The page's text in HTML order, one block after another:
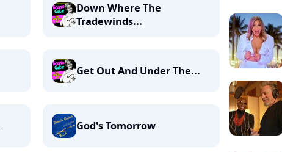
Down Where The
Tradewinds...
Get Out And Under The...
God's Tomorrow